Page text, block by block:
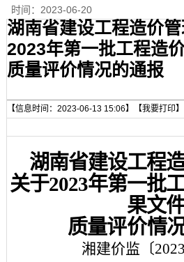
时间： 2023-06-20
湖南省建设工程造价
2023年第一批工程造
质量评价情况的通报
【信息时间：2023-06-13 15:06】 【我要打印】
湖南省建设工程
关于2023年第一批
果文
质量评价情
湘建价监〔